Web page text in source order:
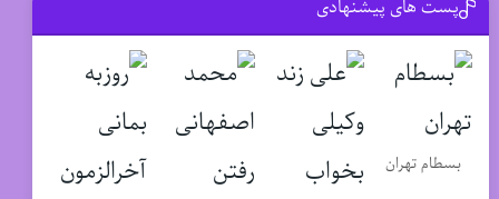
پست های پیشنهادی
بسطام تهران